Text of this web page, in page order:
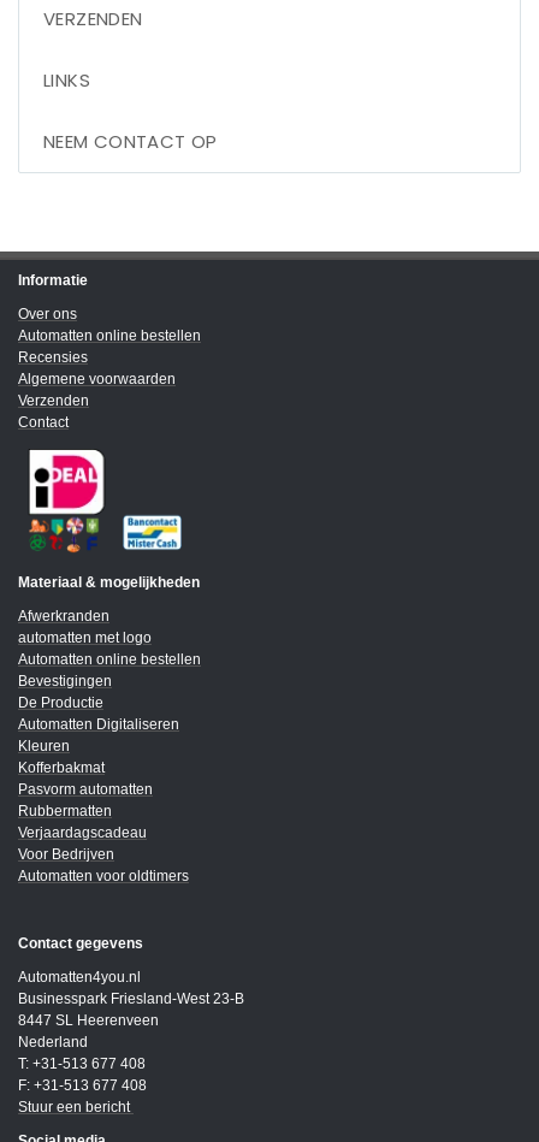
VERZENDEN
LINKS
NEEM CONTACT OP
Informatie
Over ons
Automatten online bestellen
Recensies
Algemene voorwaarden
Verzenden
Contact
Materiaal & mogelijkheden
Afwerkranden
automatten met logo
Automatten online bestellen
Bevestigingen
De Productie
Automatten Digitaliseren
Kleuren
Kofferbakmat
Pasvorm automatten
Rubbermatten
Verjaardagscadeau
Voor Bedrijven
Automatten voor oldtimers
Contact gegevens
Automatten4you.nl
Businesspark Friesland-West 23-B
8447 SL Heerenveen
Nederland
T: +31-513 677 408
F: +31-513 677 408
Stuur een bericht